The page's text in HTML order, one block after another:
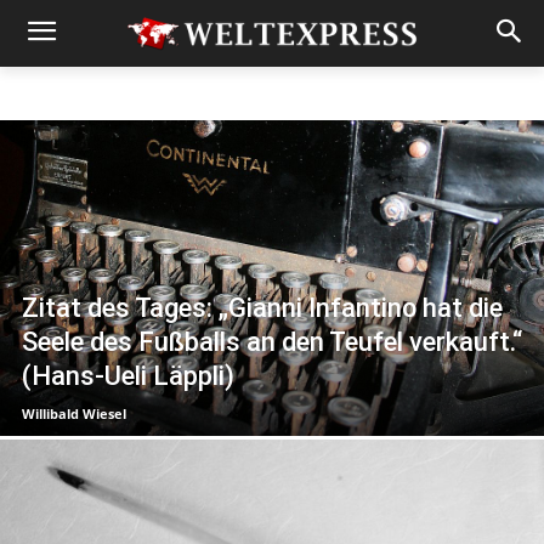
Zitat des Tages: „Gianni Infantino hat die
Seele des Fußballs an den Teufel verkauft.“
(Hans-Ueli Läppli)
Willibald Wiesel